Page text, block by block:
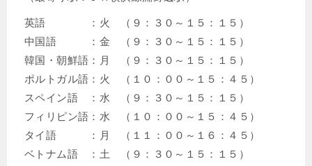
英語 ：火 （９：３０～１５：１５）
中国語 ：金 （９：３０～１５：１５）
韓国・朝鮮語：月 （９：３０～１５：１５）
ポルトガル語：火 （１０：００～１５：４５）
スペイン語 ：水 （９：３０～１５：１５）
フィリピン語：水 （１０：００～１５：４５）
タイ語 ：月 （１１：００～１６：４５）
ベトナム語 ：土 （９：３０～１５：１５）